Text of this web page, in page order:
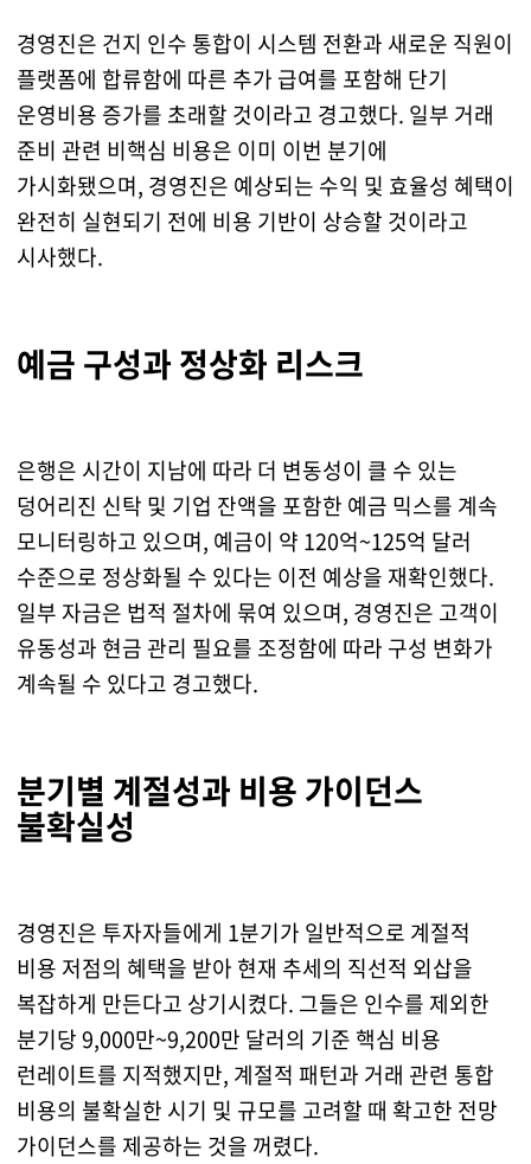
경영진은 건지 인수 통합이 시스템 전환과 새로운 직원이
플랫폼에 합류함에 따른 추가 급여를 포함해 단기
운영비용 증가를 초래할 것이라고 경고했다. 일부 거래
준비 관련 비핵심 비용은 이미 이번 분기에
가시화됐으며, 경영진은 예상되는 수익 및 효율성 혜택이
완전히 실현되기 전에 비용 기반이 상승할 것이라고
시사했다.
예금 구성과 정상화 리스크
은행은 시간이 지남에 따라 더 변동성이 클 수 있는
덩어리진 신탁 및 기업 잔액을 포함한 예금 믹스를 계속
모니터링하고 있으며, 예금이 약 120억~125억 달러
수준으로 정상화될 수 있다는 이전 예상을 재확인했다.
일부 자금은 법적 절차에 묶여 있으며, 경영진은 고객이
유동성과 현금 관리 필요를 조정함에 따라 구성 변화가
계속될 수 있다고 경고했다.
분기별 계절성과 비용 가이던스
불확실성
경영진은 투자자들에게 1분기가 일반적으로 계절적
비용 저점의 혜택을 받아 현재 추세의 직선적 외삽을
복잡하게 만든다고 상기시켰다. 그들은 인수를 제외한
분기당 9,000만~9,200만 달러의 기준 핵심 비용
런레이트를 지적했지만, 계절적 패턴과 거래 관련 통합
비용의 불확실한 시기 및 규모를 고려할 때 확고한 전망
가이던스를 제공하는 것을 꺼렸다.